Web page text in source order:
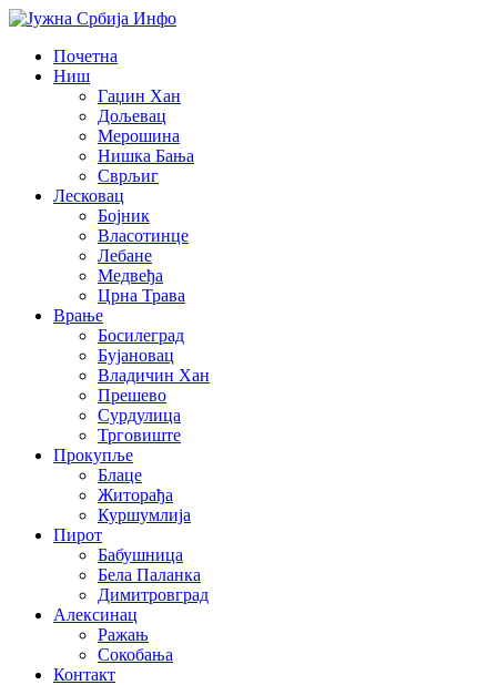
Почетна
Ниш
Гаџин Хан
Дољевац
Мерошина
Нишка Бања
Сврљиг
Лесковац
Бојник
Власотинце
Лебане
Медвеђа
Црна Трава
Врање
Босилеград
Бујановац
Владичин Хан
Прешево
Сурдулица
Трговиште
Прокупље
Блаце
Житорађа
Куршумлија
Пирот
Бабушница
Бела Паланка
Димитровград
Алексинац
Ражањ
Сокобања
Контакт